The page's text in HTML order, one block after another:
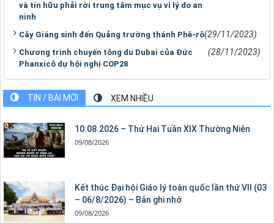
và tín hữu phải rời trung tâm mục vụ vì lý do an
ninh
Cây Giáng sinh đến Quảng trường thánh Phê-rô(29/11/2023)
Chương trình chuyến tông du Dubai của Đức
Phanxicô dự hội nghị COP28
(28/11/2023)
TIN / BÀI MỚI XEM NHIỀU
10.08.2026 – Thứ Hai Tuần XIX Thường Niên
09/08/2026
Kết thúc Đại hội Giáo lý toàn quốc lần thứ VII (03
– 06/8/2026) – Bản ghi nhớ
09/08/2026